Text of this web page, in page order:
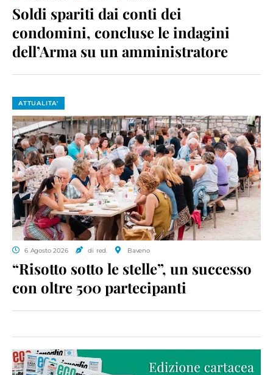
Soldi spariti dai conti dei
condomini, concluse le indagini
dell’Arma su un amministratore
ATTUALITA'
6 Agosto 2026 di red. Baveno
“Risotto sotto le stelle”, un successo
con oltre 500 partecipanti